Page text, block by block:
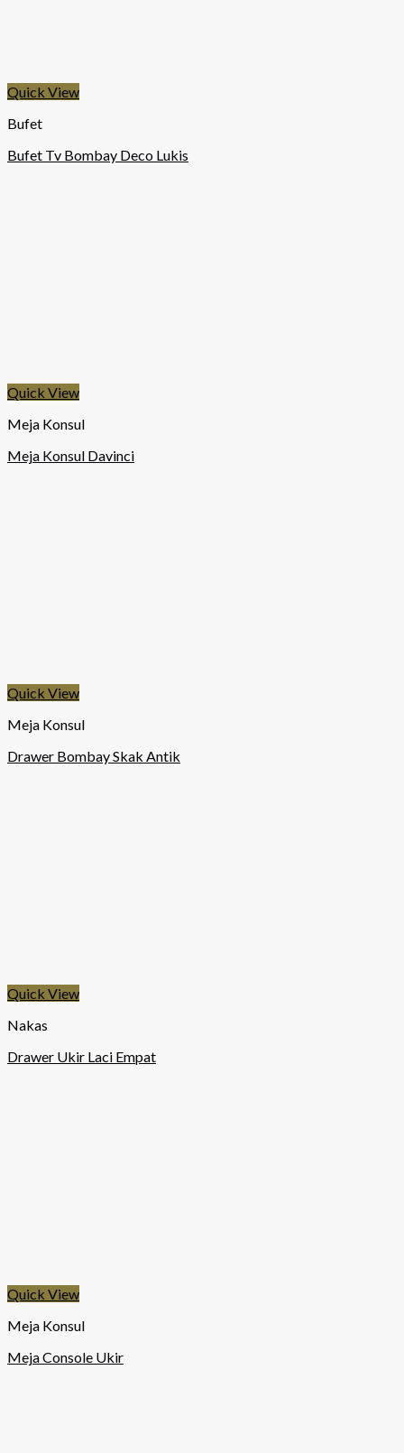
Quick View
Bufet
Bufet Tv Bombay Deco Lukis
Quick View
Meja Konsul
Meja Konsul Davinci
Quick View
Meja Konsul
Drawer Bombay Skak Antik
Quick View
Nakas
Drawer Ukir Laci Empat
Quick View
Meja Konsul
Meja Console Ukir